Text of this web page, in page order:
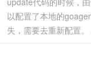
以配置了本地的
失，需要去重新配置。